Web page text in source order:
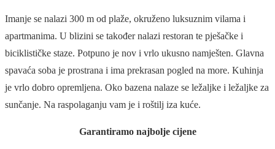
Imanje se nalazi 300 m od plaže, okruženo luksuznim vilama i
apartmanima. U blizini se također nalazi restoran te pješačke i
biciklističke staze. Potpuno je nov i vrlo ukusno namješten. Glavna
spavaća soba je prostrana i ima prekrasan pogled na more. Kuhinja
je vrlo dobro opremljena. Oko bazena nalaze se ležaljke i ležaljke za
sunčanje. Na raspolaganju vam je i roštilj iza kuće.
Garantiramo najbolje cijene